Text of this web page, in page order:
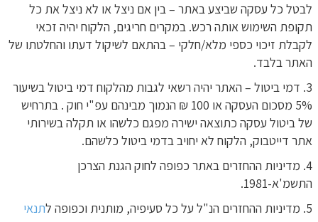
לבטל כל עסקה שביצע באתר – בין אם ניצל או לא ניצל את כל
תקופת השימוש אותה רכש. במקרים חריגים, הלקוח יהיה זכאי
לקבלת זיכוי כספי מלא/חלקי – בהתאם לשיקול דעתו והחלטתו של
האתר בלבד.
3. דמי ביטול – האתר יהיה רשאי לגבות מהלקוח דמי ביטול בשיעור
5% מסכום העסקה או 100 ₪ הנמוך מבינהם עפ"י חוק . בתרחיש
של ביטול עסקה כתוצאה ישירה מפגם כלשהו או תקלה בשירותי
אתר דייטבוק, הלקוח לא יחויב בדמי ביטול כלשהם.
4. מדיניות ההחזרים באתר כפופה לחוק הגנת הצרכן
התשמ'א-1981.
5. מדיניות ההחזרים הנ"ל על כל סעיפיה, מותנית וכפופה ל
תנאי